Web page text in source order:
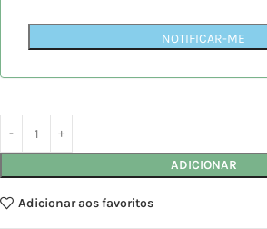
NOTIFICAR-ME
ADICIONAR
Adicionar aos favoritos